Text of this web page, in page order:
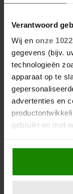
Verantwoord
Wij en onze
gegevens (bijv.
technologieën
apparaat op te
advertenties en
gebruikt en met
Als u het
locatie, die